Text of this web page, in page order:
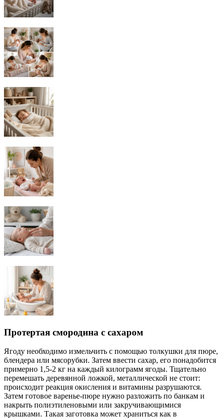
Протертая смородина с сахаром
Ягоду необходимо измельчить с помощью толкушки для пюре,
блендера или мясорубки. Затем ввести сахар, его понадобится
примерно 1,5-2 кг на каждый килограмм ягоды. Тщательно
перемешать деревянной ложкой, металлической не стоит:
происходит реакция окисления и витамины разрушаются.
Затем готовое варенье-пюре нужно разложить по банкам и
накрыть полиэтиленовыми или закручивающимися
крышками. Такая заготовка может храниться как в